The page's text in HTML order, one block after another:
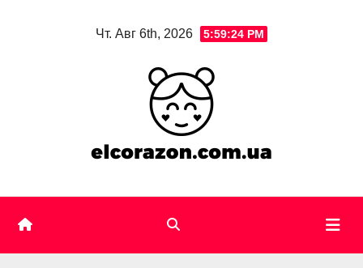
Чт. Авг 6th, 2026 5:59:26 PM